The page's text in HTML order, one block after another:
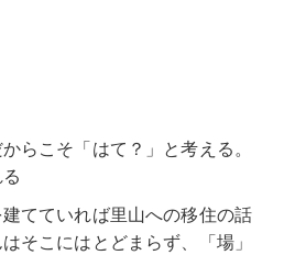
らこそ「はて？」と考える。
てていれば里山への移住の話
そこにはとどまらず、「場」